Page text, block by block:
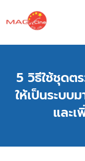
5 วิธีใช้ชุดต
ให้เป็นระบ
และเ